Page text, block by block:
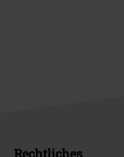
Rechtliches